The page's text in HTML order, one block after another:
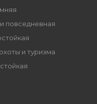
повседневная
и туризма